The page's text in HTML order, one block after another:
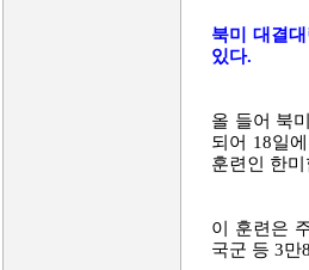
북미 대결
있다.
올 들어 북
되어 18일
훈련인 한
이 훈련은
국군 등 3만